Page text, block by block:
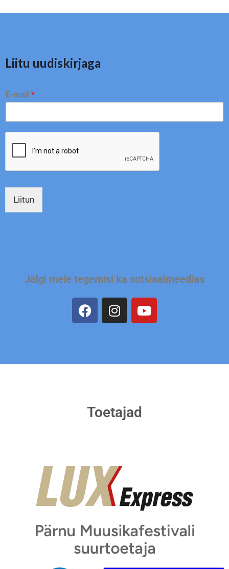
Liitu uudiskirjaga
E-mail *
Liitun
Jälgi meie tegemisi ka sotsiaalmeedias
Toetajad